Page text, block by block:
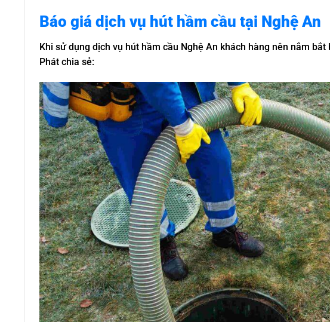
Báo giá dịch vụ hút hầm cầu tại Nghệ An
Khi sử dụng dịch vụ hút hầm cầu Nghệ An khách hàng nên nắm
Phát chia sẻ: